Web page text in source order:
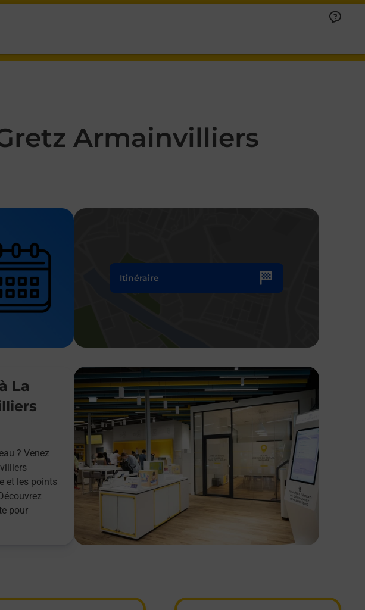
Armainvilliers
Itinéraire
La
? Venez
et les points
pour